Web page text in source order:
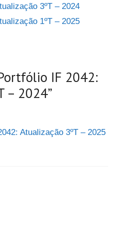
3ºT – 2024
1ºT – 2025
IF 2042:
– 2024”
Atualização 3ºT – 2025